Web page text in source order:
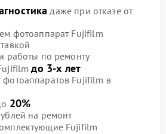
даже при отказе от
фотоаппарат Fujifilm
работы по ремонту
до 3-х лет
Fujifilm в
20%
на ремонт
Fujifilm